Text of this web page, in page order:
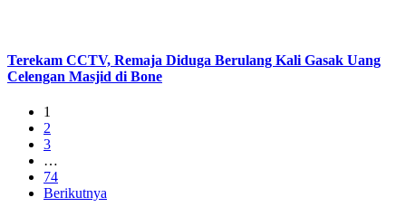
Terekam CCTV, Remaja Diduga Berulang Kali Gasak Uang
Celengan Masjid di Bone
1
2
3
…
74
Berikutnya